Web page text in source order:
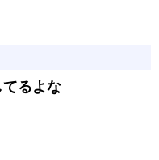
るよな